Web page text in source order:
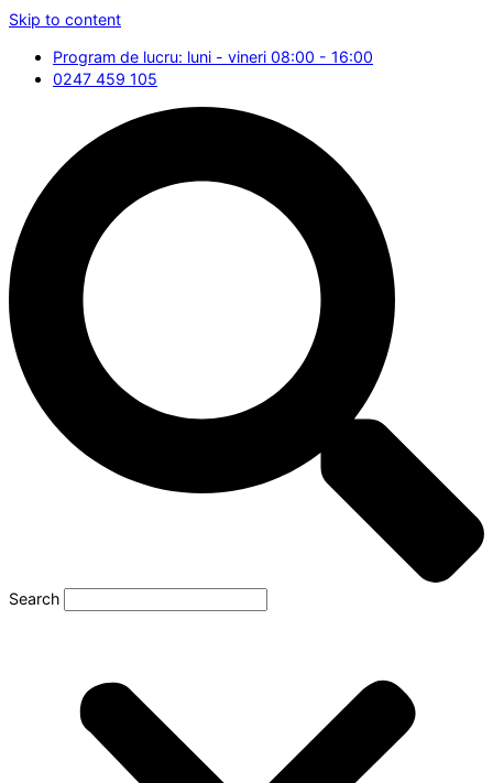
Skip to content
Program de lucru: luni - vineri 08:00 - 16:00
0247 459 105
Search